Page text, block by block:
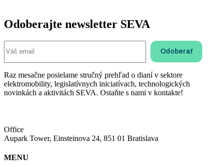
Odoberajte newsletter SEVA
Raz mesačne posielame stručný prehľad o dianí v sektore
elektromobility, legislatívnych iniciatívach, technologických
novinkách a aktivitách SEVA. Ostaňte s nami v kontakte!
Office
Aupark Tower, Einsteinova 24, 851 01 Bratislava
MENU